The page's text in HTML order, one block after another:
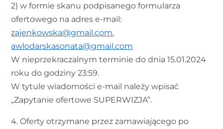
2) w formie skanu podpisanego formularza
ofertowego na adres e-mail:
zajenkowska@gmail.com,
awlodarskasonata@gmail.com
W nieprzekraczalnym terminie do dnia 15.01.2024
roku do godziny 23:59.
W tytule wiadomości e-mail należy wpisać
„Zapytanie ofertowe SUPERWIZJA”.
4. Oferty otrzymane przez zamawiającego po